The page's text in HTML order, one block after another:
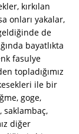
kırkılan
onları yakalar,
de
bayatlıkta
fasulye
topladığımız
ile bir
goge,
saklambaç,
diğer